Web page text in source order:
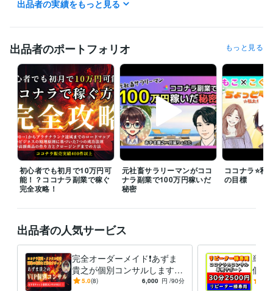
▶自分らしくお金を稼ぐ方法ブログ→https://coconala.com/blogs/85477
ココナラ・心理学・マーケティングをベースに
お金を稼ぐ力、心の強さを持てる方法を配信中❣
経験職種
クリエイター / コピーライター 経験年数 : 10年
マーケティング / ブランディング 経験年数 : 10年
営業 / 個人営業 経験年数 : 10年
コンサルタント / 組織・人事コンサルタント 経験年数 : 10年
事務・ビジネスサポート / 事務（一般事務） 経験年数 : 10年
受賞歴
2022年度★ココナラのコンサル部門！ランキング第1位獲得
みんな
でココナラを成功する～コミュニティ運営 ココナラ電話相談の売り
方セミナーYoutube配信
きっかけがあれば人生が変わる　豊かな生き
資格・検定
メンタルケアカウンセラー
認定ダイエットインストラクター 取得年 : 2014年
その他ツール
出品者の実績をもっと見る
出品者のポートフォリオ もっと見る
初心者でも初月で10万円可
能！？ココナラ副業で稼ぐ
完全攻略！
元社畜サラリーマンがココ
ナラ副業で100万円稼いだ
秘密
ココナラ⭐️私
の目標
出品者の人気サービス
完全オーダーメイド❗あずま
貴之が個別コンサルします
ココナラ/目標達成/コーチン
5.0(8) 6,000 円 /90分
単発
個別
ラ販